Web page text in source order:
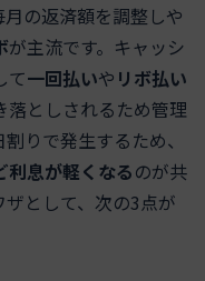
の返済額を調整しや
が主流です。キャッシ
て一回払いや リボ払い
落としされるため管理
りで発生するため、
利息が軽くなるのが共
として、次の3点が